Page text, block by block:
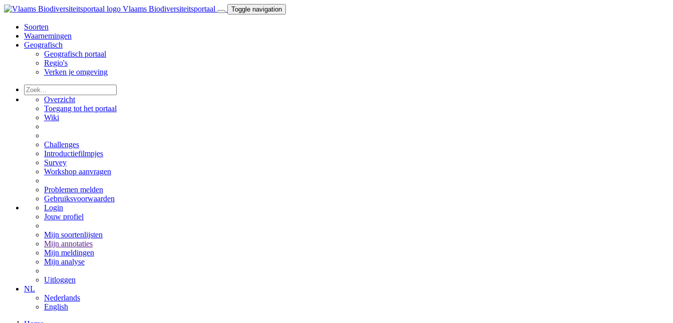
Vlaams Biodiversiteitsportaal Toggle navigation
Soorten
Waarnemingen
Geografisch
Geografisch portaal
Regio's
Verken je omgeving
Overzicht
Toegang tot het portaal
Wiki
Challenges
Introductiefilmpjes
Survey
Workshop aanvragen
Problemen melden
Gebruiksvoorwaarden
Login
Jouw profiel
Mijn soortenlijsten
Mijn annotaties
Mijn meldingen
Mijn analyse
Uitloggen
NL
Nederlands
English